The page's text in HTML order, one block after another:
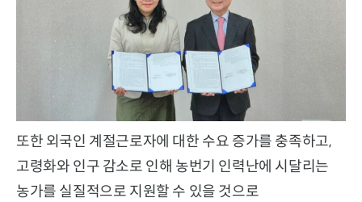
또한 외국인 계절근로자에 대한 수요 증가를 충족하고,
고령화와 인구 감소로 인해 농번기 인력난에 시달리는
농가를 실질적으로 지원할 수 있을 것으로